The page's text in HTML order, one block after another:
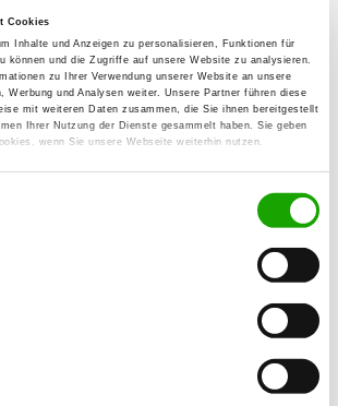
Cookies
Inhalte und Anzeigen zu personalisieren, Funktionen für
können und die Zugriffe auf unsere Website zu analysieren.
zu Ihrer Verwendung unserer Website an unsere
Werbung und Analysen weiter. Unsere Partner führen diese
mit weiteren Daten zusammen, die Sie ihnen bereitgestellt
Ihrer Nutzung der Dienste gesammelt haben. Sie geben
wenn Sie unsere Webseite weiterhin nutzen.
gefunden
von der kleinen Ranch
Details
Süd 6
Köblitz